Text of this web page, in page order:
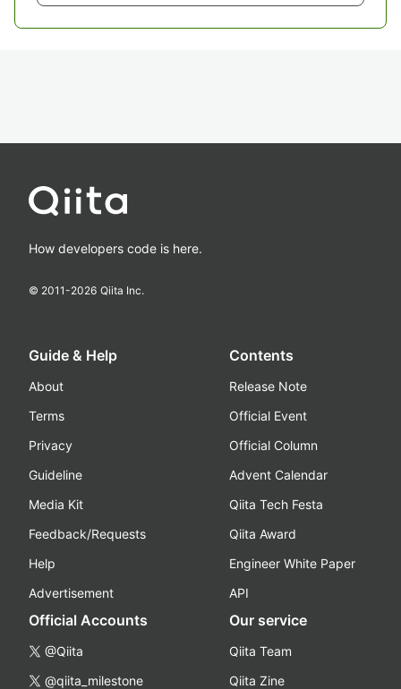
How developers code is here.
© 2011-2026 Qiita Inc.
Guide & Help
About
Terms
Privacy
Guideline
Media Kit
Feedback/Requests
Help
Advertisement
Contents
Release Note
Official Event
Official Column
Advent Calendar
Qiita Tech Festa
Qiita Award
Engineer White Paper
API
Official Accounts
@Qiita
@qiita_milestone
Our service
Qiita Team
Qiita Zine